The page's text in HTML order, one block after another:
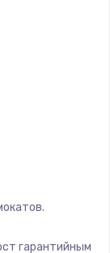
гарантийным